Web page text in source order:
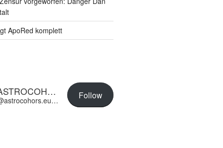
ApoRed komplett
ASTROCOHORS EUNOIA ULTIMA
@astrocohors.eu@astrocohors.eu Follow